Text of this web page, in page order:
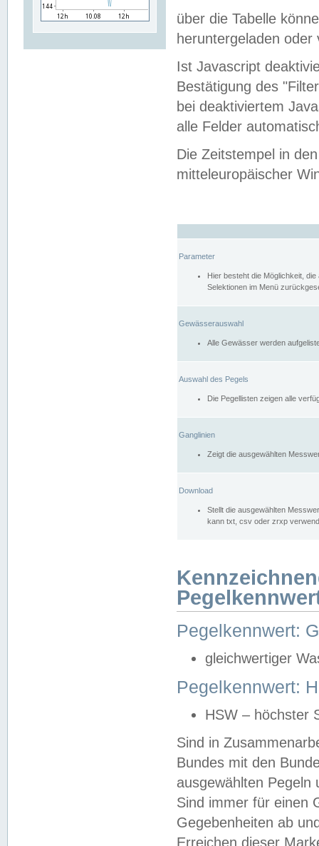
über die Tabelle
heruntergeladen oder
Ist Javascript
Bestätigung des
bei deaktiviertem
alle Felder
Die Zeitstempel in
mitteleuropäischer
Parameter
Hier besteht die Möglichkeit,
Selektionen im Menü
Gewässerauswahl
Alle Gewässer werden
Auswahl des Pegels
Die Pegellisten zeigen alle
Ganglinien
Zeigt die ausgewählten
Download
Stellt die ausgewählten
kann txt, csv oder zrxp
Pegelkennwert:
gleichwertiger
Pegelkennwert:
HSW – höchster
Sind in
Bundes mit den
ausgewählten
Sind immer für einen
Gegebenheiten ab
Erreichen dieser